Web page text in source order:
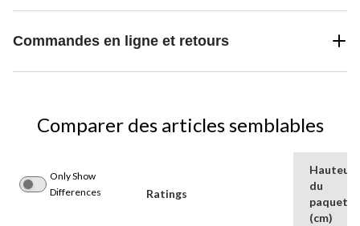
Commandes en ligne et retours
Comparer des articles semblables
Only Show
Differences
Ratings
Hauteur
du
paquet
(cm)